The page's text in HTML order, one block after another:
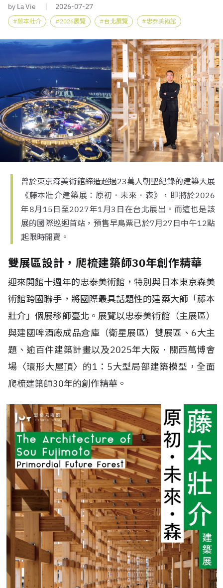
by La Vie 2026-07-27
藤本壯介 2026展覽 台北展覽 忠泰美術館
曾於東京森美術館締造超過23萬人朝聖紀錄的建築大展
《藤本壯介建築展：原初．未來．森》，即將於2026
年8月15日至2027年1月3日在台北展出。而這也是該
展的國際巡迴首站，預售早鳥票已於7月27日中午12點
起限時開賣。
雙展區設計，爬梳建築師30年創作精華
迎來開館十週年的忠泰美術館，特別與日本東京森美
術館跨國聯手，將國際最具話題性的建築大師「藤本
壯介」個展移師臺北。展覽以忠泰美術館（主展區）
與建國啤酒廠成品倉庫（衛星展區）雙展區、6大主
題、逾百件建築計畫以及2025年大阪．關西萬博會
場〈環形大屋頂〉的1：5大型局部建築模型，全面
爬梳建築師30年的創作精華。